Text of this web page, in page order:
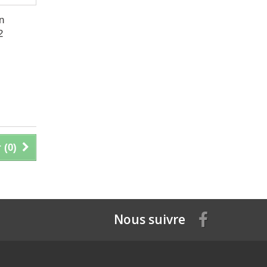
(0)
Nous suivre